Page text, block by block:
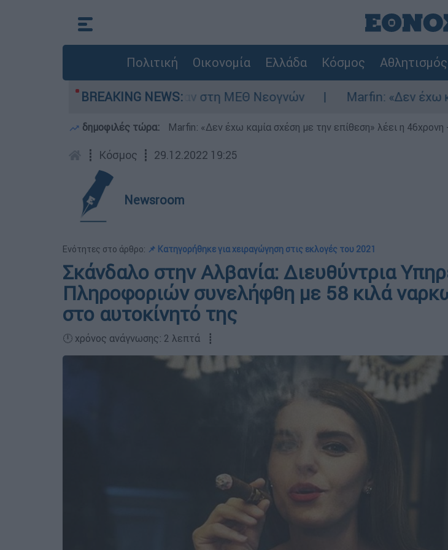
Πολιτική Οικονομία Ελλάδα Κόσμος Αθλητισμός
BREAKING NEWS:
ημερών - Νοσηλευόταν στη ΜΕΘ Νεογνών Marfin: «Δεν έχω καμία
δημοφιλές τώρα: Marfin: «Δεν έχω καμία σχέση με την επίθεση» λέει η
┋ Κόσμος ┋ 29.12.2022 19:25
Newsroom
Ενότητες στο άρθρο: 📌 Κατηγορήθηκε για χειραγώγηση στις εκλογές του 2021
Σκάνδαλο στην Αλβανία: Διευθύντρια
Πληροφοριών συνελήφθη με 58 κιλά
στο αυτοκίνητό της
🕛 χρόνος ανάγνωσης: 2 λεπτά ┋